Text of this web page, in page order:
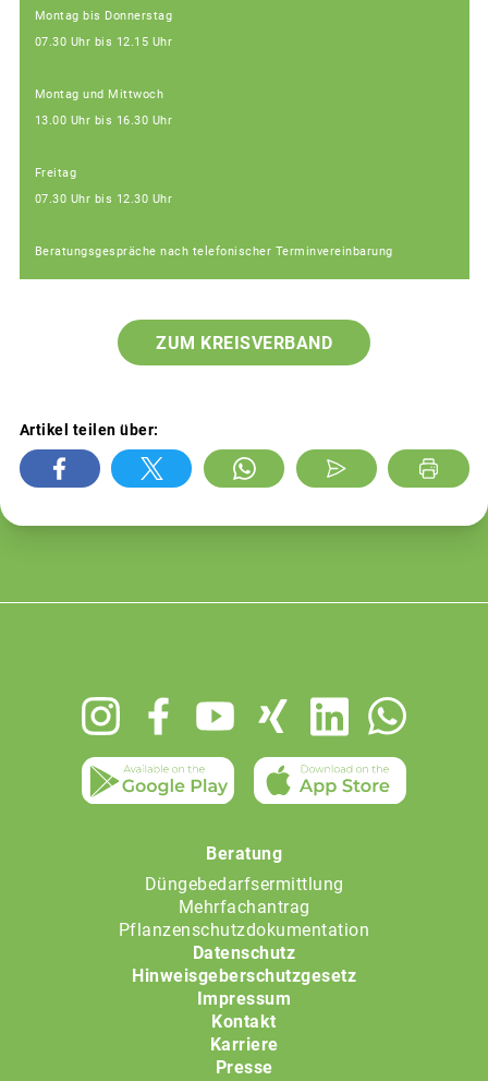
Montag bis Donnerstag
07.30 Uhr bis 12.15 Uhr
Montag und Mittwoch
13.00 Uhr bis 16.30 Uhr
Freitag
07.30 Uhr bis 12.30 Uhr
Beratungsgespräche nach telefonischer Terminvereinbarung
ZUM KREISVERBAND
Artikel teilen über:
Beratung
Düngebedarfsermittlung
Mehrfachantrag
Pflanzenschutzdokumentation
Datenschutz
Hinweisgeberschutzgesetz
Impressum
Kontakt
Karriere
Presse